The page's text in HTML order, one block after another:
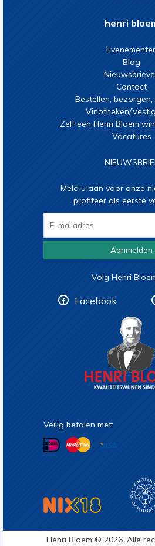
henri
Blog
Contact
Bestellen,
Vinotheken/
Zelf een Henri Bloem
Vacatures
Meld u aan voor onze
profiteer als eerste
Aanmelden
Volg Henri
Facebook
Veilig betalen met:
Henri Bloem © 2026. Alle